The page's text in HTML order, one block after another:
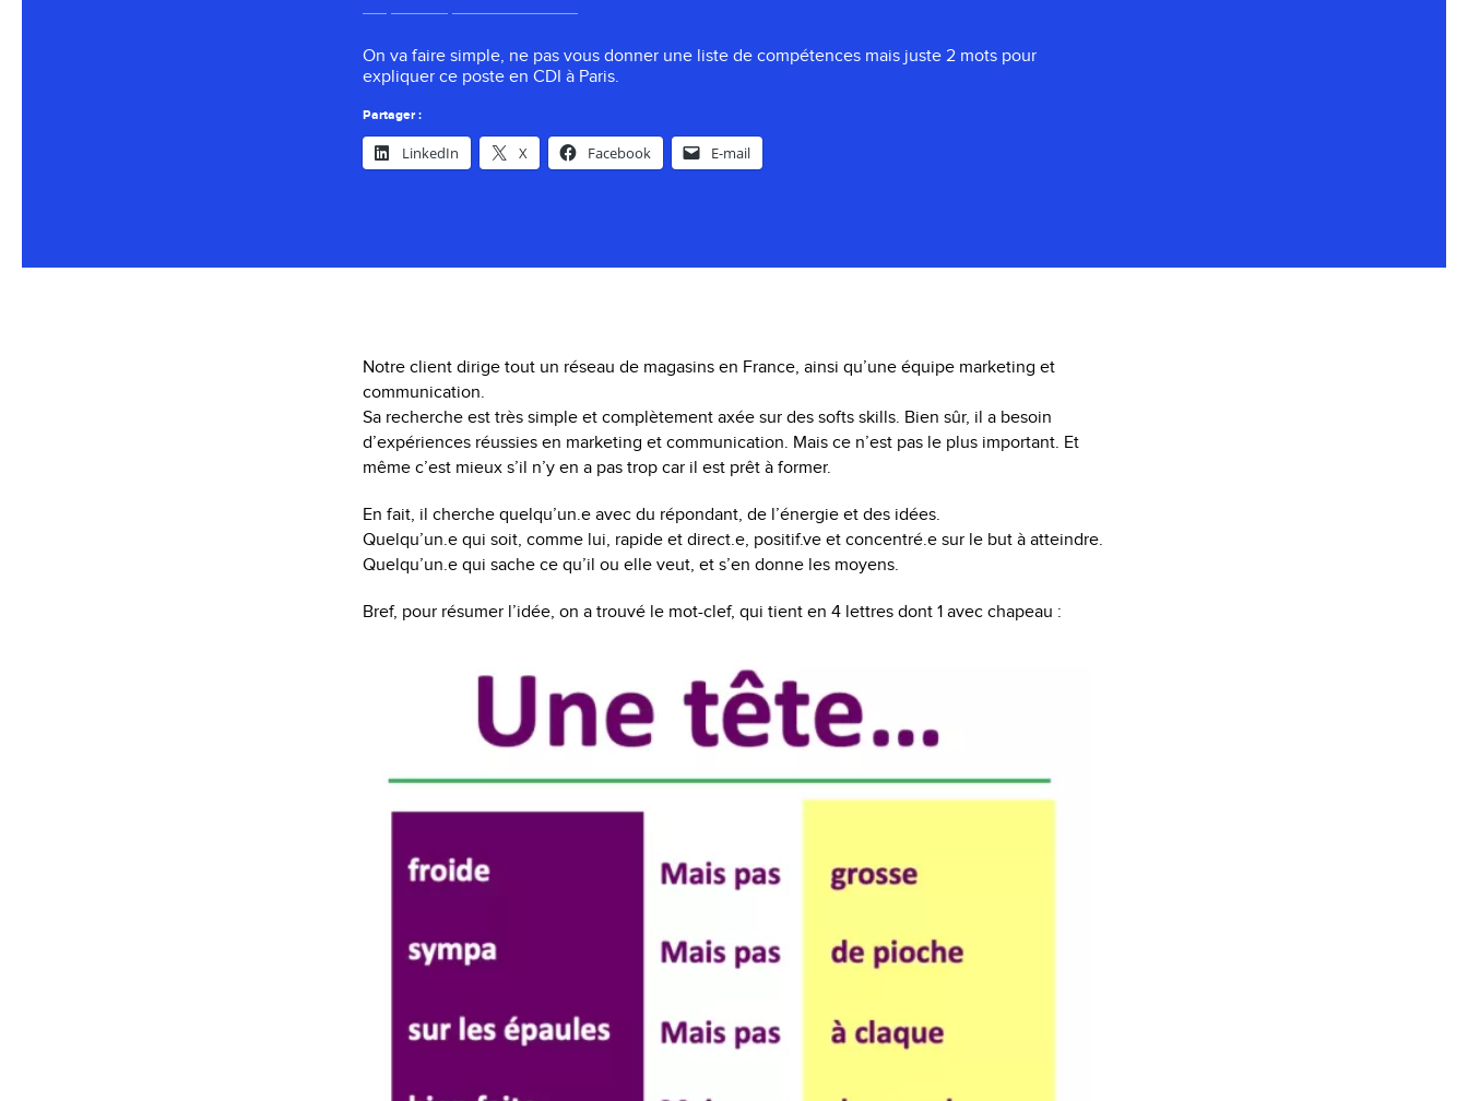
On va faire simple, ne pas vous donner une liste de compétences mais juste 2 mots pour
expliquer ce poste en CDI à Paris.
Partager :
LinkedIn X Facebook E-mail
Notre client dirige tout un réseau de magasins en France, ainsi qu’une équipe marketing et
communication.
Sa recherche est très simple et complètement axée sur des softs skills. Bien sûr, il a besoin
d’expériences réussies en marketing et communication. Mais ce n’est pas le plus important. Et
même c’est mieux s’il n’y en a pas trop car il est prêt à former.
En fait, il cherche quelqu’un.e avec du répondant, de l’énergie et des idées.
Quelqu’un.e qui soit, comme lui, rapide et direct.e, positif.ve et concentré.e sur le but à atteindre.
Quelqu’un.e qui sache ce qu’il ou elle veut, et s’en donne les moyens.
Bref, pour résumer l’idée, on a trouvé le mot-clef, qui tient en 4 lettres dont 1 avec chapeau :